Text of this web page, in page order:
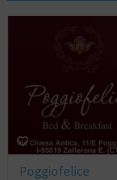
Poggiofelice